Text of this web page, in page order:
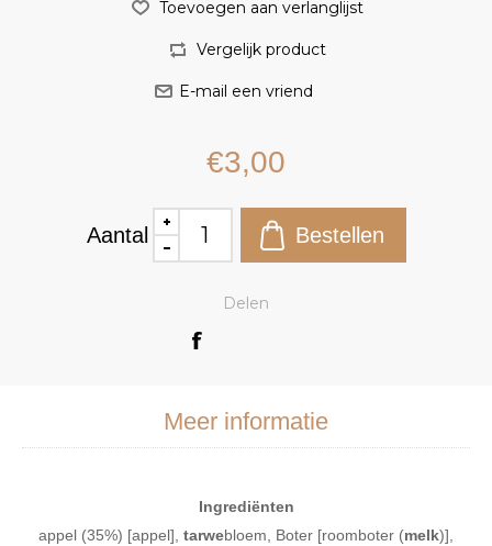
€3,00
Aantal
Delen
Meer informatie
Ingrediënten
appel (35%) [appel], tarwebloem, Boter [roomboter (melk)],